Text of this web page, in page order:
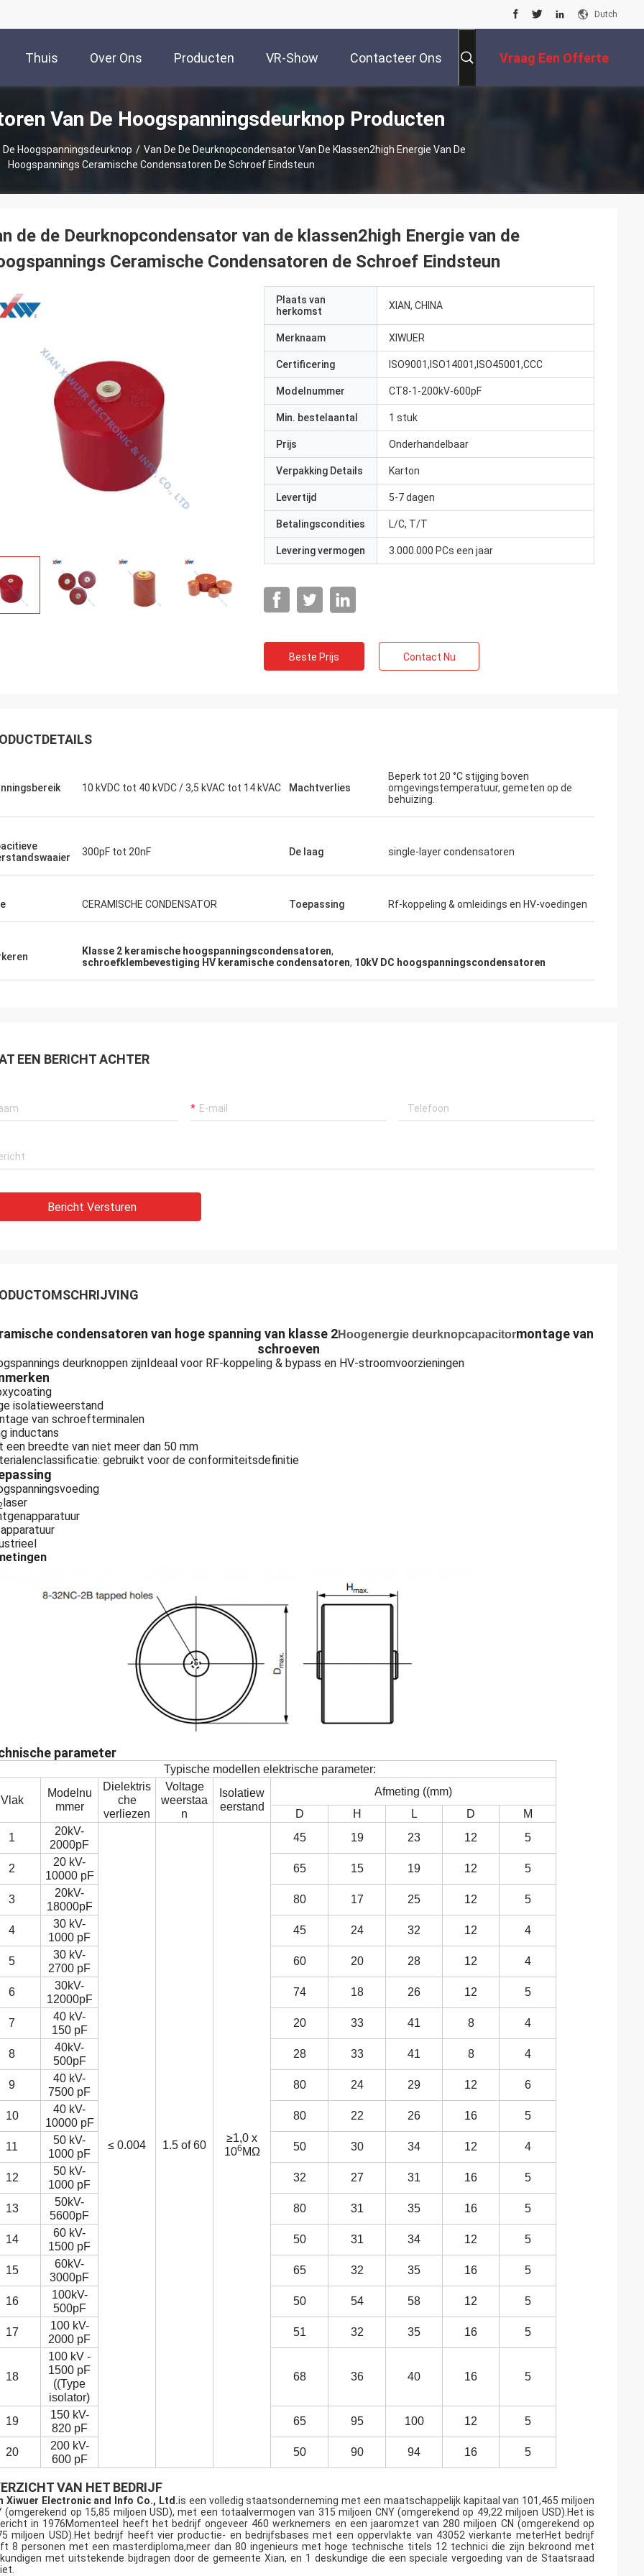
Dutch
Thuis Over Ons Producten VR-Show Contacteer Ons Vraag Een Offerte
Van De Hoogspanningsdeurknop Producten
Hoogspanningsdeurknop / Van De De Deurknopcondensator Van De Klassen2high Energie Van De
Hoogspannings Ceramische Condensatoren De Schroef Eindsteun
en
goede prototyping
uitstekende, intuïtieve dienst verleend,
die vooruitzien in de toekomst in verband
hebben.“
de de Deurknopcondensator van de klassen2high Energie van de
Ceramische Condensatoren de Schroef Eindsteun
Plaats van
herkomst
XIAN, CHINA
Merknaam XIWUER
Certificering ISO9001,ISO14001,ISO45001,CCC
Modelnummer CT8-1-200kV-600pF
Min. bestelaantal 1 stuk
Prijs Onderhandelbaar
Verpakking Details Karton
Levertijd 5-7 dagen
Betalingscondities L/C, T/T
Levering vermogen 3.000.000 PCs een jaar
Beste Prijs Contact Nu
10 kVDC tot 40 kVDC / 3,5 kVAC tot 14 kVAC Machtverlies
Beperk tot 20 °C stijging boven
omgevingstemperatuur, gemeten op de
behuizing.
300pF tot 20nF De laag single-layer condensatoren
CERAMISCHE CONDENSATOR Toepassing Rf-koppeling & omleidings en HV-voedingen
Klasse 2 keramische hoogspanningscondensatoren,
schroefklembevestiging HV keramische condensatoren, 10kV DC hoogspanningscondensatoren
EEN BERICHT ACHTER
Bericht Versturen
condensatoren van hoge spanning van klasse 2Hoogenergie deurknopcapacitormontage van
schroeven
deurknoppen zijnIdeaal voor RF-koppeling & bypass en HV-stroomvoorzieningen
isolatieweerstand
van schroefterminalen
inductans
een breedte van niet meer dan 50 mm
gebruikt voor de conformiteitsdefinitie
laser
parameter
Typische modellen elektrische parameter:
Vlak
Modelnu
mmer
Dielektris
che
verliezen
Voltage
weerstaa
n
Isolatiew
eerstand
Afmeting ((mm)
D
H L D
M
1
20kV-
2000pF
≤ 0.004 1.5 of 60
≥1,0 x
106 MΩ
45 19 23 12 5
2
20 kV-
10000 pF
65 15 19 12 5
3
20kV-
18000pF
80 17 25 12 5
4
30 kV-
1000 pF
45 24 32 12 4
5
30 kV-
2700 pF
60 20 28 12 4
6
30kV-
12000pF
74 18 26 12 5
7
40 kV-
150 pF
20 33 41 8 4
8
40kV-
500pF
28 33 41 8 4
9
40 kV-
7500 pF
80 24 29 12 6
10
40 kV-
10000 pF
80 22 26 16 5
11
50 kV-
1000 pF
50 30 34 12 4
12
50 kV-
1000 pF
32 27 31 16 5
13
50kV-
5600pF
80 31 35 16 5
14
60 kV-
1500 pF
50 31 34 12 5
15
60kV-
3000pF
65 32 35 16 5
16
100kV-
500pF
50 54 58 12 5
17
100 kV-
2000 pF
51 32 35 16 5
18
100 kV -
1500 pF
((Type
isolator)
68 36 40 16 5
19
150 kV-
820 pF
65 95 100 12 5
20
200 kV-
600 pF
50 90 94 16 5
VAN HET BEDRIJF
Xiwuer Electronic and Info Co., Ltd.is een volledig staatsonderneming met een maatschappelijk kapitaal van 101,465 miljoen
(omgerekend op 15,85 miljoen USD), met een totaalvermogen van 315 miljoen CNY (omgerekend op 49,22 miljoen USD).Het is
in 1976Momenteel heeft het bedrijf ongeveer 460 werknemers en een jaaromzet van 280 miljoen CN (omgerekend op
miljoen USD).Het bedrijf heeft vier productie- en bedrijfsbases met een oppervlakte van 43052 vierkante meterHet bedrijf
8 personen met een masterdiploma,meer dan 80 ingenieurs met hoge technische titels 12 technici die zijn bekroond met
met uitstekende bijdragen door de gemeente Xian, en 1 deskundige die een speciale vergoeding van de Staatsraad